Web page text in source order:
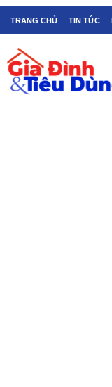
TRANG CHỦ TIN TỨC